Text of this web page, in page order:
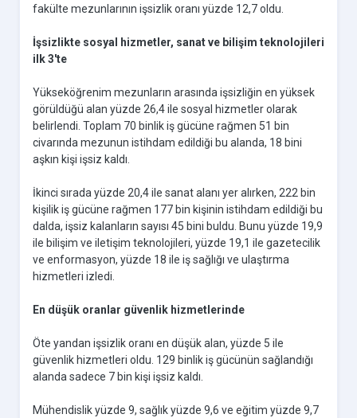
fakülte mezunlarının işsizlik oranı yüzde 12,7 oldu.
İşsizlikte sosyal hizmetler, sanat ve bilişim teknolojileri
ilk 3'te
Yükseköğrenim mezunların arasında işsizliğin en yüksek
görüldüğü alan yüzde 26,4 ile sosyal hizmetler olarak
belirlendi. Toplam 70 binlik iş gücüne rağmen 51 bin
civarında mezunun istihdam edildiği bu alanda, 18 bini
aşkın kişi işsiz kaldı.
İkinci sırada yüzde 20,4 ile sanat alanı yer alırken, 222 bin
kişilik iş gücüne rağmen 177 bin kişinin istihdam edildiği bu
dalda, işsiz kalanların sayısı 45 bini buldu. Bunu yüzde 19,9
ile bilişim ve iletişim teknolojileri, yüzde 19,1 ile gazetecilik
ve enformasyon, yüzde 18 ile iş sağlığı ve ulaştırma
hizmetleri izledi.
En düşük oranlar güvenlik hizmetlerinde
Öte yandan işsizlik oranı en düşük alan, yüzde 5 ile
güvenlik hizmetleri oldu. 129 binlik iş gücünün sağlandığı
alanda sadece 7 bin kişi işsiz kaldı.
Mühendislik yüzde 9, sağlık yüzde 9,6 ve eğitim yüzde 9,7